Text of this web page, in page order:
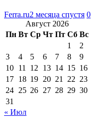
Ferra.ru2 месяца спустя 0
Август 2026
Пн Вт Ср Чт Пт Сб Вс
1
2
3
4 5 6 7 8
9
10 11 12 13 14 15 16
17 18 19 20 21 22 23
24 25 26 27 28 29 30
31
« Июл